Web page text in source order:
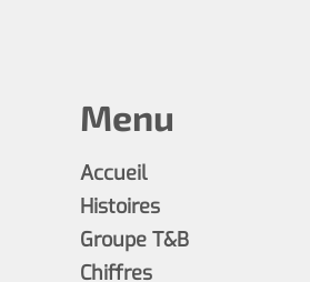
Menu
Accueil
Histoires
Groupe T&B
Chiffres